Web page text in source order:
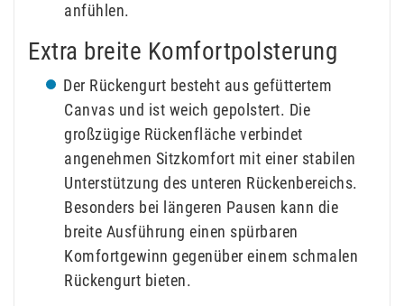
anfühlen.
Extra breite Komfortpolsterung
Der Rückengurt besteht aus gefüttertem
Canvas und ist weich gepolstert. Die
großzügige Rückenfläche verbindet
angenehmen Sitzkomfort mit einer stabilen
Unterstützung des unteren Rückenbereichs.
Besonders bei längeren Pausen kann die
breite Ausführung einen spürbaren
Komfortgewinn gegenüber einem schmalen
Rückengurt bieten.